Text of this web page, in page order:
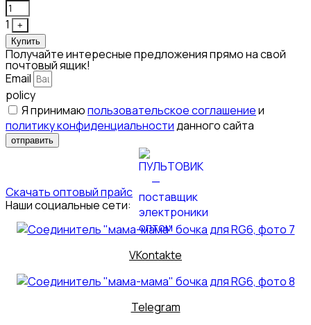
1
+
Купить
Получайте интересные предложения прямо на свой
почтовый ящик!
Email
policy
Я принимаюпользовательское соглашениеи
политику конфиденциальностиданного сайта
отправить
Скачать оптовый прайс
Наши социальные сети:
VKontakte
Telegram